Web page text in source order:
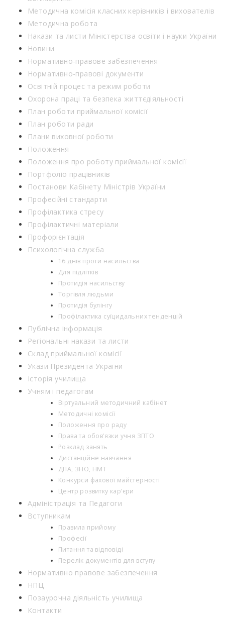
Методична комісія класних керівників і вихователів
Методична робота
Накази та листи Міністерства освіти і науки України
Новини
Нормативно-правове забезпечення
Нормативно-правові документи
Освітній процес та режим роботи
Охорона праці та безпека життєдіяльності
План роботи приймальної комісії
План роботи ради
Плани виховної роботи
Положення
Положення про роботу приймальної комісії
Портфоліо працівників
Постанови Кабінету Міністрів України
Професійні стандарти
Профілактика стресу
Профілактичні матеріали
Профорієнтація
Психологічна служба
16 днів проти насильства
Для підлітків
Протидія насильству
Торгівля людьми
Протидія булінгу
Профілактика суїцидальних тенденцій
Публічна інформація
Регіональні накази та листи
Склад приймальної комісії
Укази Президента України
Історія училища
Учням і педагогам
Віртуальний методичний кабінет
Методичні комісії
Положення про раду
Права та обов’язки учня ЗПТО
Розклад занять
Дистанційне навчання
ДПА, ЗНО, НМТ
Конкурси фахової майстерності
Центр розвитку кар’єри
Адміністрація та Педагоги
Вступникам
Правила прийому
Професії
Питання та відповіді
Перелік документів для вступу
Нормативно правове забезпечення
НПЦ
Позаурочна діяльність училища
Контакти